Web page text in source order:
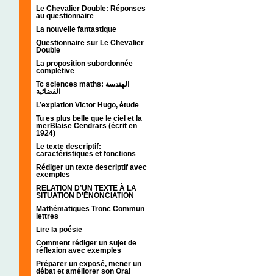
Le Chevalier Double: Réponses
au questionnaire
La nouvelle fantastique
Questionnaire sur Le Chevalier
Double
La proposition subordonnée
complétive
Tc sciences maths: الهندسة
الفضائية
L’expiation Victor Hugo, étude
Tu es plus belle que le ciel et la
merBlaise Cendrars (écrit en
1924)
Le texte descriptif:
caractéristiques et fonctions
Rédiger un texte descriptif avec
exemples
RELATION D’UN TEXTE À LA
SITUATION D’ÉNONCIATION
Mathématiques Tronc Commun
lettres
Lire la poésie
Comment rédiger un sujet de
réflexion avec exemples
Préparer un exposé, mener un
débat et améliorer son Oral